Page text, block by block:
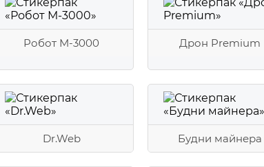
Робот М-3000
Дрон Premium
Dr.Web Будни майнера